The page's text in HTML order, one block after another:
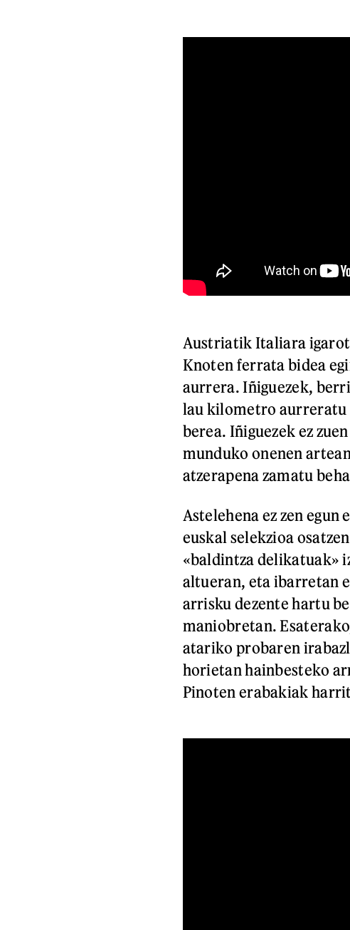
Austriatik Italiara
Knoten ferrata bidea
aurrera. Iñiguezek,
lau kilometro aurreratu
berea. Iñiguezek ez
munduko onenen
atzerapena zamatu
Astelehena ez zen
euskal selekzioa
«baldintza delikatuak»
altueran, eta ibarretan
arrisku dezente hartu
maniobretan.
atariko probaren
horietan hainbesteko
Pinoten erabakiak